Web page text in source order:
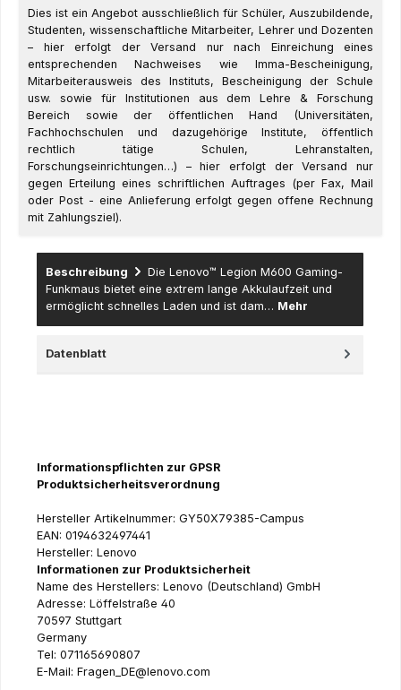
Dies ist ein Angebot ausschließlich für Schüler, Auszubildende,
Studenten, wissenschaftliche Mitarbeiter, Lehrer und Dozenten
– hier erfolgt der Versand nur nach Einreichung eines
entsprechenden Nachweises wie Imma-Bescheinigung,
Mitarbeiterausweis des Instituts, Bescheinigung der Schule
usw. sowie für Institutionen aus dem Lehre & Forschung
Bereich sowie der öffentlichen Hand (Universitäten,
Fachhochschulen und dazugehörige Institute, öffentlich
rechtlich tätige Schulen, Lehranstalten,
Forschungseinrichtungen…) – hier erfolgt der Versand nur
gegen Erteilung eines schriftlichen Auftrages (per Fax, Mail
oder Post - eine Anlieferung erfolgt gegen offene Rechnung
mit Zahlungsziel).
Beschreibung
Die Lenovo™ Legion M600 Gaming-
Funkmaus bietet eine extrem lange Akkulaufzeit und
ermöglicht schnelles Laden und ist dam… Mehr
Datenblatt
Informationspflichten zur GPSR
Produktsicherheitsverordnung
Hersteller Artikelnummer: GY50X79385-Campus
EAN: 0194632497441
Hersteller: Lenovo
Informationen zur Produktsicherheit
Name des Herstellers: Lenovo (Deutschland) GmbH
Adresse: Löffelstraße 40
70597 Stuttgart
Germany
Tel: 071165690807
E-Mail: Fragen_DE@lenovo.com